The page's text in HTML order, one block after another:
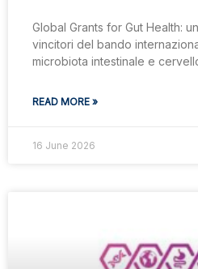
Global Grants for Gut Health:
vincitori del bando
microbiota intestinale e
READ MORE »
16 June 2026